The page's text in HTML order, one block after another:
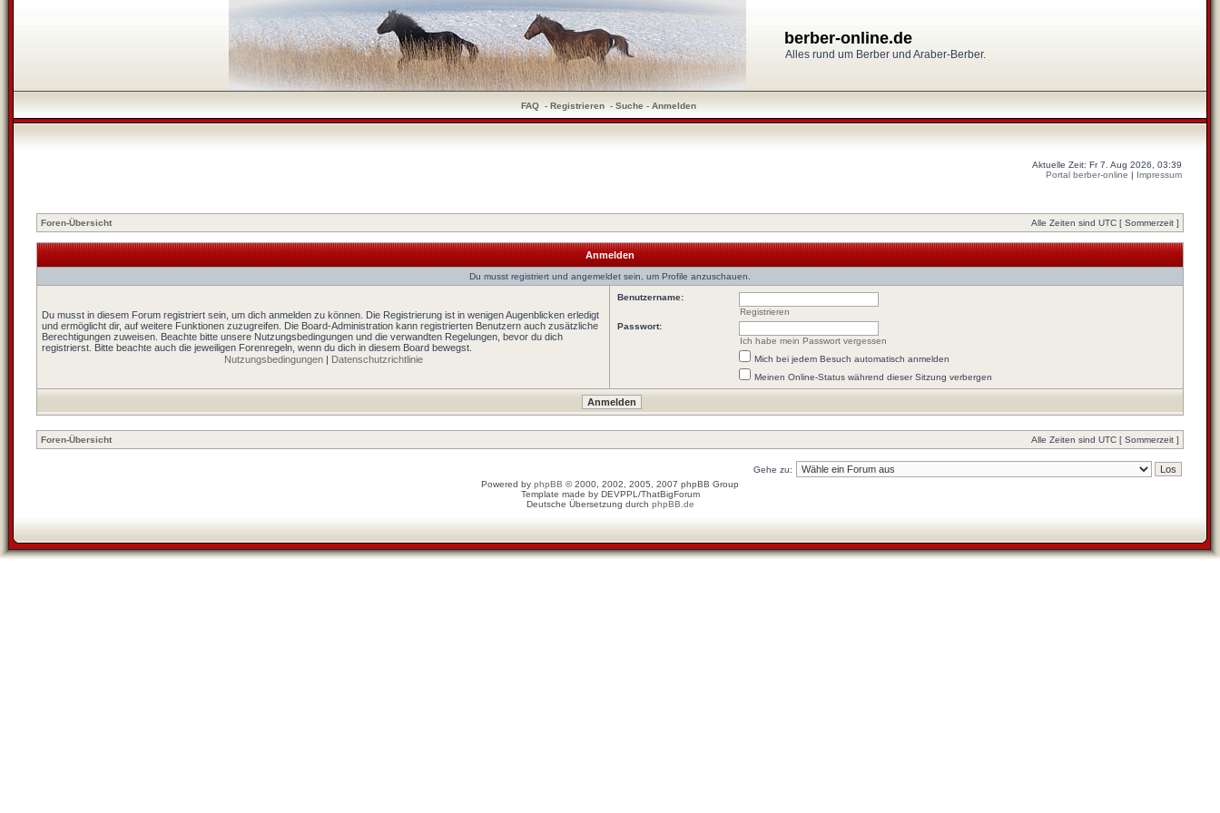
berber-online.de
Alles rund um Berber und Araber-Berber.
FAQ - Registrieren - Suche - Anmelden
Aktuelle Zeit: Fr 7. Aug 2026, 03:39
Portal berber-online | Impressum
Foren-Übersicht Alle Zeiten sind UTC [ Sommerzeit ]
Anmelden
Du musst registriert und angemeldet sein, um Profile anzuschauen.
Du musst in diesem Forum registriert sein, um dich anmelden zu können. Die Registrierung ist in wenigen Augenblicken erledigt
und ermöglicht dir, auf weitere Funktionen zuzugreifen. Die Board-Administration kann registrierten Benutzern auch zusätzliche
Berechtigungen zuweisen. Beachte bitte unsere Nutzungsbedingungen und die verwandten Regelungen, bevor du dich
registrierst. Bitte beachte auch die jeweiligen Forenregeln, wenn du dich in diesem Board bewegst.
Nutzungsbedingungen| Datenschutzrichtlinie
Benutzername:
Registrieren
Passwort:
Ich habe mein Passwort vergessen
Mich bei jedem Besuch automatisch anmelden
Meinen Online-Status während dieser Sitzung verbergen
Foren-Übersicht Alle Zeiten sind UTC [ Sommerzeit ]
Gehe zu:
Powered by phpBB © 2000, 2002, 2005, 2007 phpBB Group
Template made by DEVPPL /ThatBigForum
Deutsche Übersetzung durch phpBB.de